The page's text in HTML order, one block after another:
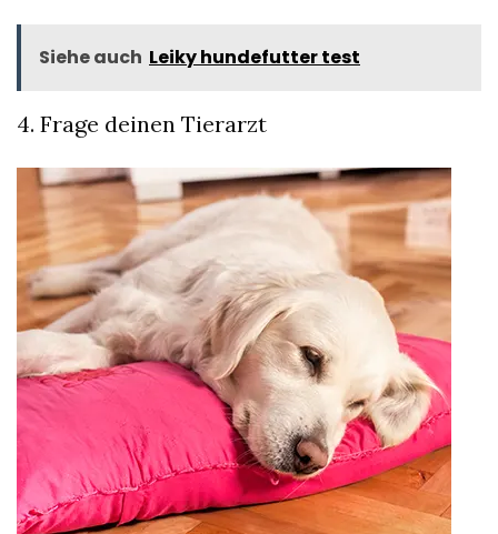
Siehe auch Leiky hundefutter test
4. Frage deinen Tierarzt